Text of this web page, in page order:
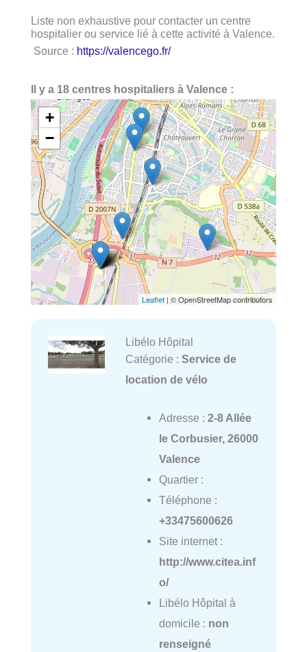
Liste non exhaustive pour contacter un centre
hospitalier ou service lié à cette activité à Valence.
Source : https://valencego.fr/
Il y a 18 centres hospitaliers à Valence :
+
−
Leaflet | © OpenStreetMap contributors
Libélo Hôpital
Catégorie : Service de
location de vélo
Adresse : 2-8 Allée
le Corbusier, 26000
Valence
Quartier :
Téléphone :
+33475600626
Site internet :
http://www.citea.inf
o/
Libélo Hôpital à
domicile : non
renseigné